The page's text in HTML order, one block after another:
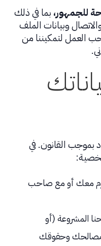
للجمهور، بما في ذلك
وبيانات الملف
العمل لتمكيننا من
بموجب القانون. في
معك أو مع صاحب
المشروعة (أو
مصالحك وحقوقك